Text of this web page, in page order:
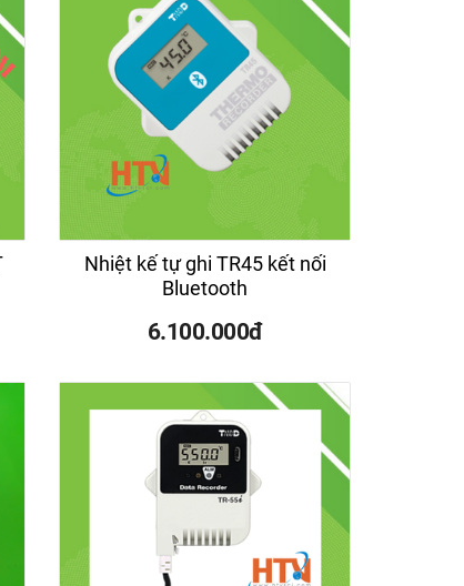
Nhiệt kế tự ghi TR45 kết nối
Bluetooth
6.100.000đ
Bể rửa siêu âm ASUSCN-06